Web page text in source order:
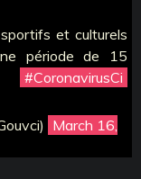
et culturels
période de 15
#CoronavirusCi
March 16,